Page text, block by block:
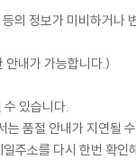
정보가 미비하거나
안내가 가능합니다.)
있습니다.
품절 안내가 지연될
주소를 다시 한번 확인